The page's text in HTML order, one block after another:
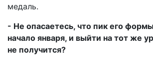
медаль.
- Не опасаетесь, что пик его
начало января, и выйти на тот же
не получится?